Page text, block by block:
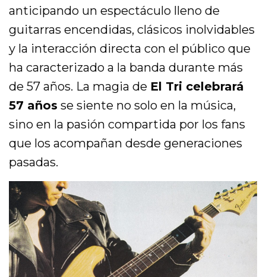
anticipando un espectáculo lleno de
guitarras encendidas, clásicos inolvidables
y la interacción directa con el público que
ha caracterizado a la banda durante más
de 57 años. La magia de El Tri celebrará
57 años se siente no solo en la música,
sino en la pasión compartida por los fans
que los acompañan desde generaciones
pasadas.